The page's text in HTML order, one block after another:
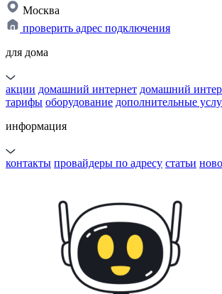
Москва
проверить адрес подключения
для дома
акции домашний интернет домашний
тарифы оборудование дополнительные
информация
контакты провайдеры по адресу статьи